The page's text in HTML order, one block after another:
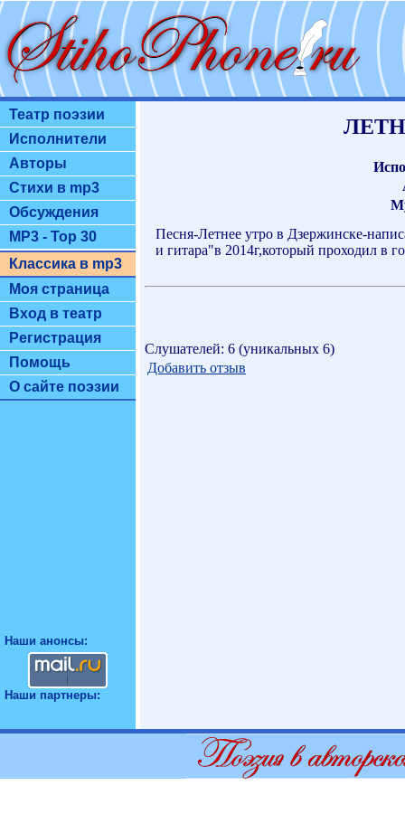
Театр поэзии
Исполнители
Авторы
Стихи в mp3
Обсуждения
MP3 - Top 30
Классика в mp3
Моя страница
Вход в театр
Регистрация
Помощь
О сайте поэзии
Наши анонсы:
Наши партнеры:
Песня-Летнее утро в Дзержинске-
и гитара"в 2014г,который проходил в
Слушателей: 6 (уникальных 6)
Добавить отзыв